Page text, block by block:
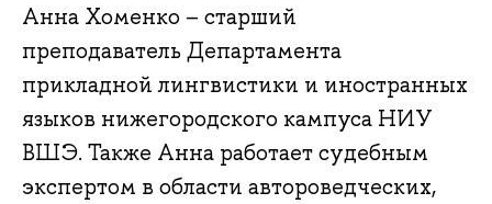
Анна Хоменко – старший
преподаватель Департамента
прикладной лингвистики и иностранных
языков нижегородского кампуса НИУ
ВШЭ. Также Анна работает судебным
экспертом в области автороведческих,